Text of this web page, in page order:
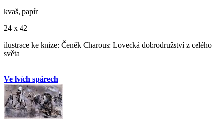
kvaš, papír
24 x 42
ilustrace ke knize: Čeněk Charous: Lovecká dobrodružství z celého
světa
Ve lvích spárech